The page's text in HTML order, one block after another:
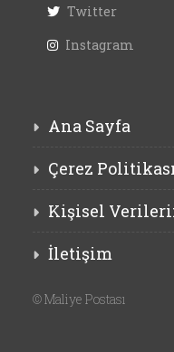
Twitter
Instagram
Ana Sayfa
Çerez
Kişisel
İletişim
©Maliye Postası